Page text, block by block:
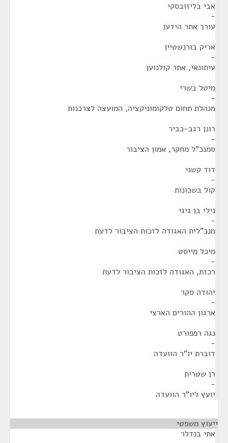
אבי בליזובסקי
-
עורך אתר הידען
אריק בורנשטיין
-
עיתונאי, אתר קולנוען
מיטל בשרי
-
מנהלת תחום טלקומוניקציה, המועצה לצרכנות
רונן רגב-כביר
-
סמנכ"ל מחקר, אמון הציבור
דוד קשני
-
קול בשכונות
נילי בן גיגי
-
מנכ"לית האגודה לזכות הציבור לדעת
מיכל מייסט
-
רכזת, האגודה לזכות הציבור לדעת
יהודה סקר
-
ארגון ההורים הארצי
נגה רפפורט
-
דוברת יו"ר הוועדה
רן שטרית
-
יועץ ליו"ר הוועדה
ייעוץ משפטי
אתי בנדלר